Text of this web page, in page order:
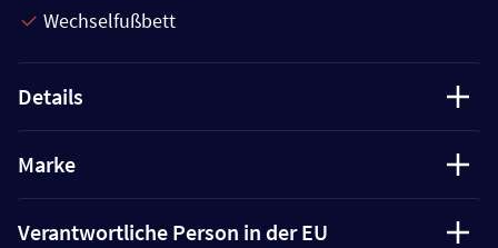
Wechselfußbett
Details
Marke
Verantwortliche Person in der EU